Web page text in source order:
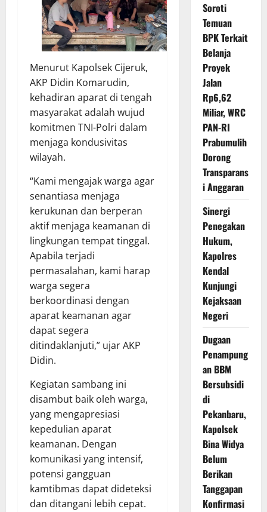
Menurut Kapolsek Cijeruk,
AKP Didin Komarudin,
kehadiran aparat di tengah
masyarakat adalah wujud
komitmen TNI-Polri dalam
menjaga kondusivitas
wilayah.
“Kami mengajak warga agar
senantiasa menjaga
kerukunan dan berperan
aktif menjaga keamanan di
lingkungan tempat tinggal.
Apabila terjadi
permasalahan, kami harap
warga segera
berkoordinasi dengan
aparat keamanan agar
dapat segera
ditindaklanjuti,” ujar AKP
Didin.
Kegiatan sambang ini
disambut baik oleh warga,
yang mengapresiasi
kepedulian aparat
keamanan. Dengan
komunikasi yang intensif,
potensi gangguan
kamtibmas dapat dideteksi
dan ditangani lebih cepat.
Soroti
Temuan
BPK Terkait
Belanja
Proyek
Jalan
Rp6,62
Miliar, WRC
PAN-RI
Prabumulih
Dorong
Transparans
i Anggaran
Sinergi
Penegakan
Hukum,
Kapolres
Kendal
Kunjungi
Kejaksaan
Negeri
Dugaan
Penampung
an BBM
Bersubsidi
di
Pekanbaru,
Kapolsek
Bina Widya
Belum
Berikan
Tanggapan
Konfirmasi